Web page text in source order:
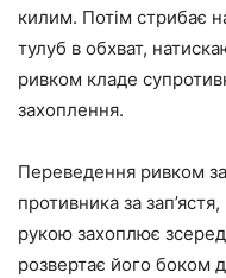
килим. Потім стрибає
тулуб в обхват,
ривком кладе
захоплення.
Переведення ривком за
противника за
рукою захоплює
розвертає його боком